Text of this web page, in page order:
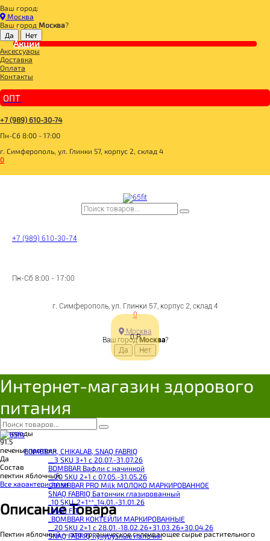
Ваш город:
Москва
Ваш город Москва?
Акции
Аксессуары
Доставка
Оплата
Контакты
ОПТ
+7 (989) 610-30-74
Пн-Сб 8:00 - 17:00
г. Симферополь, ул. Глинки 57, корпус 2, склад 4
0
+7 (989) 610-30-74
Пн-Сб 8:00 - 17:00
г. Симферополь, ул. Глинки 57, корпус 2, склад 4
0
0Р
Москва
Ваш городМосква?
Интернет-магазин здорового
питания
BOMBBAR, CHIKALAB, SNAQ FABRIQ
__3 SKU 3+1 с 20.07.-31.07.26
BOMBBAR Вафли с начинкой
__20 SKU 2+1 с 07.05.-31.05.26
_BOMBBAR PRO Milk МОЛОКО МАРКИРОВАННОЕ
SNAQ FABRIQ Батончик глазированный
_10 SKU_2+1**_14.01.-31.01.26
_MAD FIT
_BOMBBAR КОКТЕЙЛИ МАРКИРОВАННЫЕ
__20 SKU 2+1 с 28.01.-18.02.26+31.03.26+30.04.26
SNAQ FABRIQ Кукурузные палочки
Главная
ДЛЯ ЗДОРОВОГО ПИТАНИЯ
СЛАДОСТИ И СНЕКИ
ДЖЕМЫ, ВАРЕНЬЕ
FIT PARAD Пектин яблочный Загуститель для варенья 25г
FIT PARAD Пектин
яблочный Загуститель
для варенья 25г
4680002310572
В корзину
Поделиться с друзьями
Fit Parad
Калорийность
43
Углеводы
91.5
печенье протеин
Да
Состав
пектин яблочный.
Все характеристики
Описание Товара
Пектин яблочный — это органическое склеивающее сырье растительного